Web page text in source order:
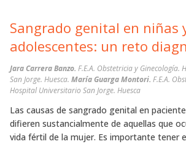
Sangrado genital en niñas
adolescentes: un reto
Jara Carrera Banzo. F.E.A. Obstetricia y Ginecología.
San Jorge. Huesca. María Guarga Montori. F.E.A.
Hospital Universitario San Jorge. Huesca
Las causas de sangrado genital en
difieren sustancialmente de aquellas que
vida fértil de la mujer. Es importante tener